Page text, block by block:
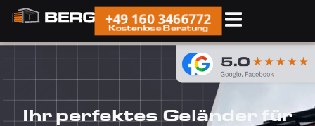
+49 160 3466772
Kostenlose Beratung
Ihr perfektes Geländer für